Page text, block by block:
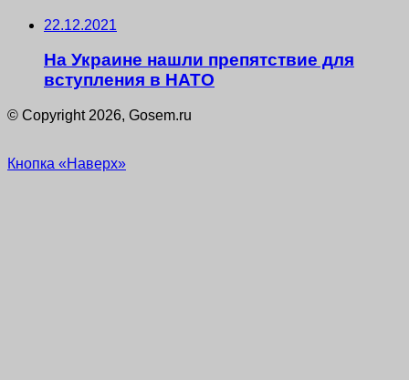
22.12.2021
На Украине нашли препятствие для
вступления в НАТО
© Copyright 2026, Gosem.ru
Кнопка «Наверх»